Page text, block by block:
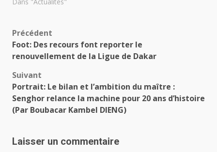
Navigation
d’article
Précédent
Foot: Des recours font reporter le
renouvellement de la Ligue de Dakar
Suivant
Portrait: Le bilan et l’ambition du maître :
Senghor relance la machine pour 20 ans d’histoire
(Par Boubacar Kambel DIENG)
Laisser un commentaire